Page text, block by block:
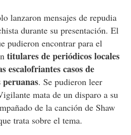
lanzaron mensajes de repudia
durante su presentación. El
pudieron encontrar para el
titulares de periódicos locales
escalofriantes casos de
peruanas. Se pudieron leer
mata de un disparo a su
de la canción de Shaw
trata sobre el tema.